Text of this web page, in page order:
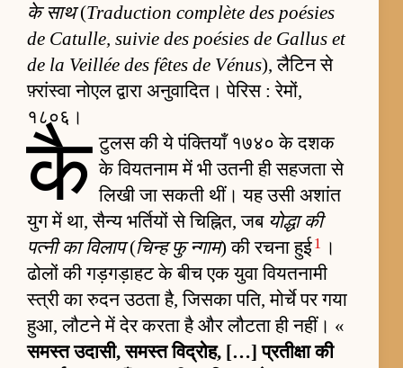
के साथ(Traduction complète des poésies
de Catulle, suivie des poésies de Gallus et
de la Veillée des fêtes de Vénus), लैटिन से
फ़्रांस्वा नोएल द्वारा अनुवादित। पेरिस : रेमों,
१८०६।
कै टुलस की ये पंक्तियाँ १७४० के दशक
के वियतनाम में भी उतनी ही सहजता से
लिखी जा सकती थीं। यह उसी अशांत
युग में था, सैन्य भर्तियों से चिह्नित, जब योद्धा की
पत्नी का विलाप(चिन्ह फु न्गाम) की रचना हुई1
।
ढोलों की गड़गड़ाहट के बीच एक युवा वियतनामी
स्त्री का रुदन उठता है, जिसका पति, मोर्चे पर गया
हुआ, लौटने में देर करता है और लौटता ही नहीं। «
समस्त उदासी, समस्त विद्रोह, […] प्रतीक्षा की